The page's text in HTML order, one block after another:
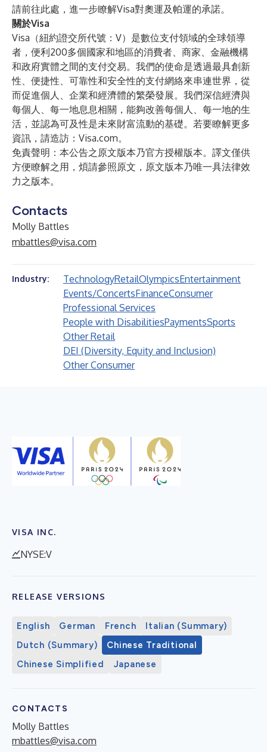
請前往此處 ，進一步瞭解Visa對奧運及帕運的承諾。
關於Visa
Visa（紐約證交所代號：V）是數位支付領域的全球領導
者，便利200多個國家和地區的消費者、商家、金融機構
和政府實體之間的支付交易。我們的使命是透過最具創新
性、便捷性、可靠性和安全性的支付網絡來串連世界，從
而促進個人、企業和經濟體的繁榮發展。我們深信經濟與
每個人、每一地息息相關，能夠改善每個人、每一地的生
活，並認為可及性是未來財富流動的基礎。若要瞭解更多
資訊，請造訪：Visa.com。
免責聲明：本公告之原文版本乃官方授權版本。譯文僅供
方便瞭解之用，煩請參照原文，原文版本乃唯一具法律效
力之版本。
Contacts
Molly Battles
mbattles@visa.com
Industry: TechnologyRetailOlympicsEntertainment
Events/ConcertsFinanceConsumer
Professional Services
People with DisabilitiesPaymentsSports
Other Retail
DEI (Diversity, Equity and Inclusion)
Other Consumer
VISA INC.
NYSE:V
RELEASE VERSIONS
English German French
Italian (Summary)
Dutch (Summary)
Chinese Traditional
Chinese Simplified
Japanese
CONTACTS
Molly Battles
mbattles@visa.com